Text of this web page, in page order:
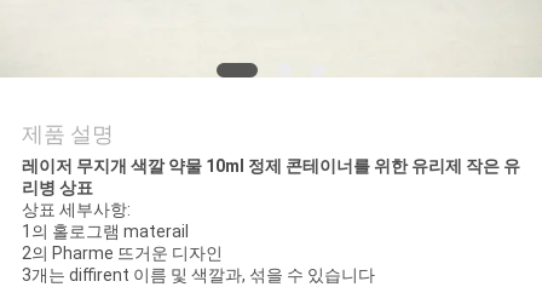
뉴
스
경
제품 설명
레이저 무지개 색깔 약물 10ml 정제 콘테이너를 위한 유리제 작은 유
리병 상표
상표 세부사항:
1의 홀로그램 materail
2의 Pharme 뜨거운 디자인
3개는 diffirent 이름 및 색깔과, 섞을 수 있습니다